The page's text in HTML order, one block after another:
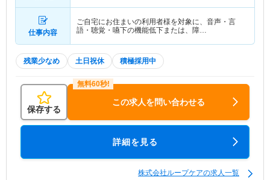
仕事内容
ご自宅にお住まいの利用者様を対象に、音声・言
語・聴覚・嚥下の機能低下または、障…
残業少なめ 土日祝休 積極採用中
保存する
この求人を問い合わせる
詳細を見る
株式会社ループケアの求人一覧